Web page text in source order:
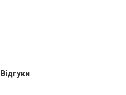
Відгуки